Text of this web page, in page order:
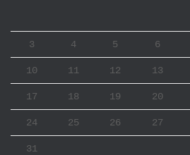
3 4 5 6
10 11 12 13
17 18 19 20
24 25 26 27
31